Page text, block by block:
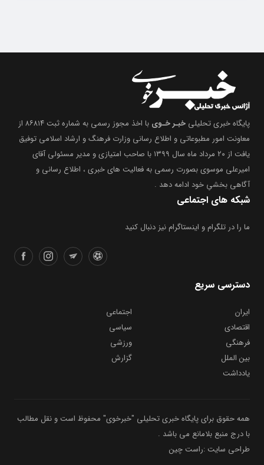
پایگاه خبری تحلیلی خبـر خـوی
با اخذ مجوز رسمی به شماره ثبت ۸۶۸۱۴ از
معاونت امور مطبوعاتی و اطلاع رسانی وزارت فرهنگ و ارشاد اسلامی توفیق
یافت از ۲۰ مرداد ماه سال ۱۳۹۹ با صاحب امتیازی و مدیر مسئولی آقای
امیرعلی موسوی بصورت رسمی به فعالیت های خبری ، اطلاع رسانی و
آگاهی بخشیِ خود ادامه دهد .
شبکه های اجتماعی
ما را در تلگرام و اینستاگرام نیز دنبال کنید
دسترسی سریع
ایران
اجتماعی
اقتصادی
سیاسی
فرهنگی
ورزشی
بین الملل
گزارش
یادداشت
همه حقوق برای پایگاه خبری تحلیلی "خبرخوی" محفوظ است و نقل مطالب
با درج منبع بلامانع می باشد .
طراحی سایت :راست چین